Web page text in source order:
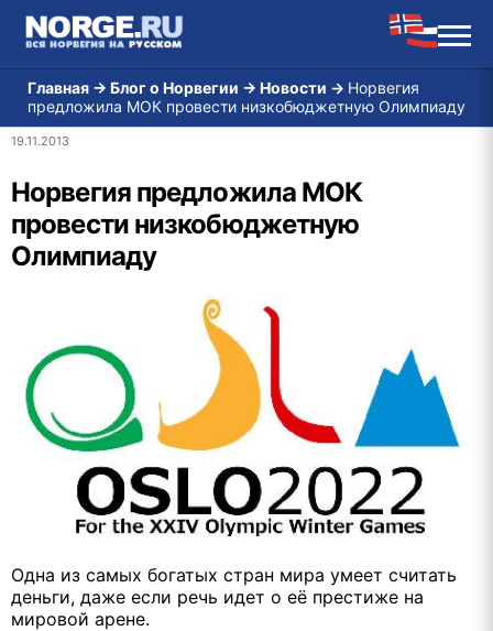
Главная → Блог о Норвегии → Новости → Норвегия
предложила МОК провести низкобюджетную Олимпиаду
19.11.2013
Норвегия предложила МОК
провести низкобюджетную
Олимпиаду
Одна из самых богатых стран мира умеет считать
деньги, даже если речь идет о её престиже на
мировой арене.